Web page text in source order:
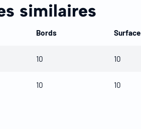
similaires
Bords Surface
10 10
10 10